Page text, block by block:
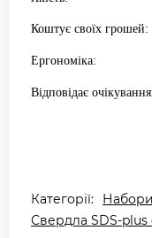
Коштує своїх грошей:
Ергономіка:
Відповідає
Категорії:
Набори
Свердла SDS-plus